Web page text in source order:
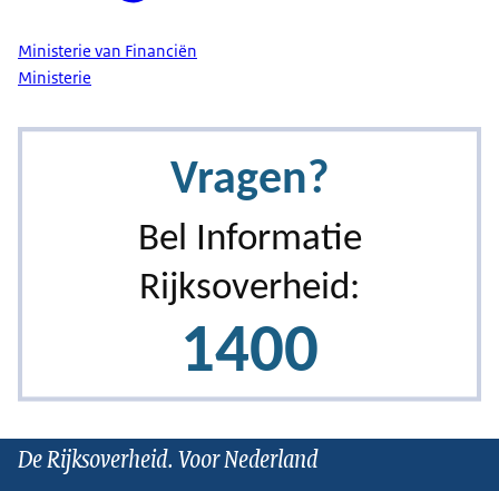
Ministerie van Financiën
Ministerie
De Rijksoverheid. Voor Nederland